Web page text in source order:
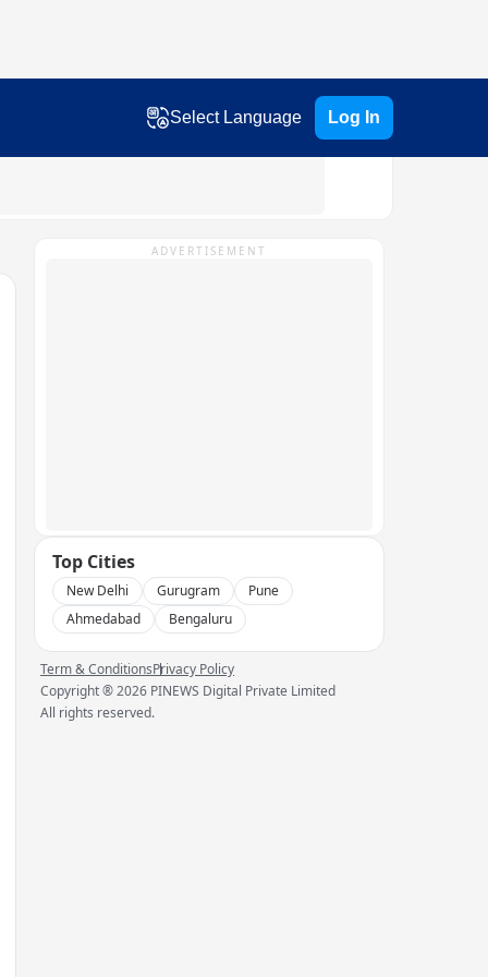
Select Language Log In
ADVERTISEMENT
Top Cities
New Delhi Gurugram
Pune
Ahmedabad
Bengaluru
Term & ConditionsPrivacy Policy
Copyright ®2026 PINEWS Digital Private Limited
All rights reserved.